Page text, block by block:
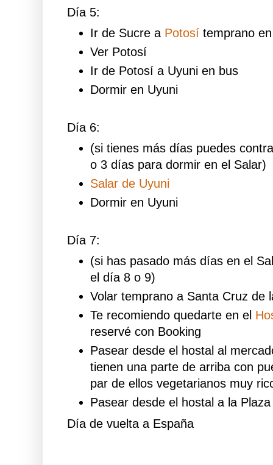
Día 5:
Ir de Sucre a Potosí temprano
Ver Potosí
Ir de Potosí a Uyuni en bus
Dormir en Uyuni
Día 6:
(si tienes más días puedes
o 3 días para dormir en el Salar)
Salar de Uyuni
Dormir en Uyuni
Día 7:
(si has pasado más días en el
el día 8 o 9)
Volar temprano a Santa Cruz de
Te recomiendo quedarte en el
reservé con Booking
Pasear desde el hostal al
tienen una parte de arriba con
par de ellos vegetarianos muy
Pasear desde el hostal a la
Día de vuelta a España